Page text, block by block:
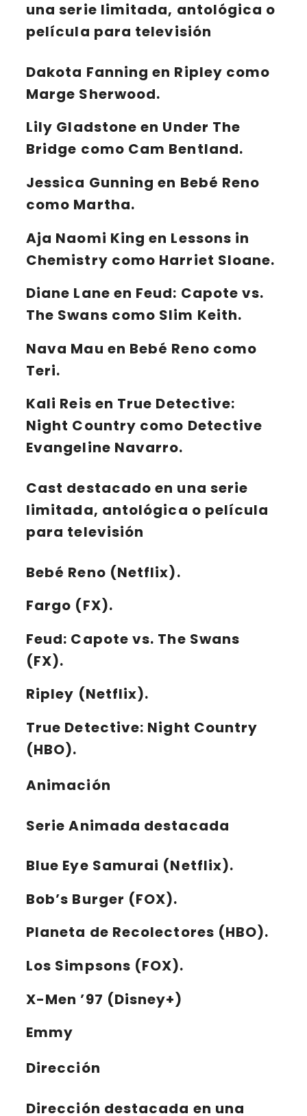
una serie limitada, antológica o
película para televisión
Dakota Fanning en Ripley como
Marge Sherwood.
Lily Gladstone en Under The
Bridge como Cam Bentland.
Jessica Gunning en Bebé Reno
como Martha.
Aja Naomi King en Lessons in
Chemistry como Harriet Sloane.
Diane Lane en Feud: Capote vs.
The Swans como Slim Keith.
Nava Mau en Bebé Reno como
Teri.
Kali Reis en True Detective:
Night Country como Detective
Evangeline Navarro.
Cast destacado en una serie
limitada, antológica o película
para televisión
Bebé Reno (Netflix).
Fargo (FX).
Feud: Capote vs. The Swans
(FX).
Ripley (Netflix).
True Detective: Night Country
(HBO).
Animación
Serie Animada destacada
Blue Eye Samurai (Netflix).
Bob’s Burger (FOX).
Planeta de Recolectores (HBO).
Los Simpsons (FOX).
X-Men ’97 (Disney+)
Emmy
Dirección
Dirección destacada en una